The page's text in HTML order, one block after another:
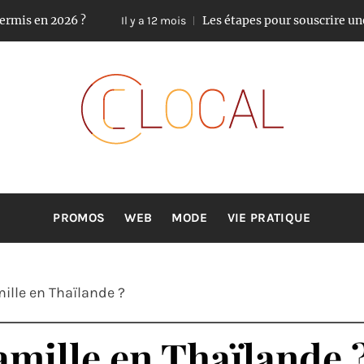
? Il y a 12 mois Les étapes pour souscrire une
CLOCAL
De la proximité dans vos services
PROMOS WEB MODE VIE PRATIQUE
en Thaïlande ?